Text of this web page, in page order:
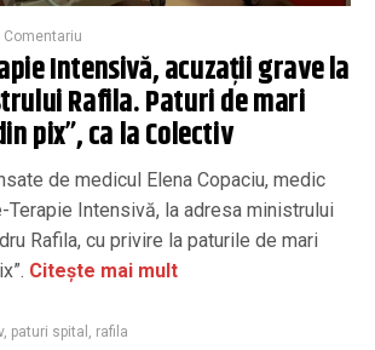
Comentariu
Intensivă, acuzații grave la
Rafila. Paturi de mari
pix”, ca la Colectiv
de medicul Elena Copaciu, medic
Intensivă, la adresa ministrului
Rafila, cu privire la paturile de mari
Citește mai mult
, paturi spital , rafila